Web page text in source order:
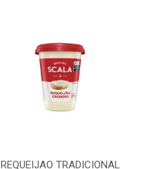
REQUEIJAO TRADICIONAL